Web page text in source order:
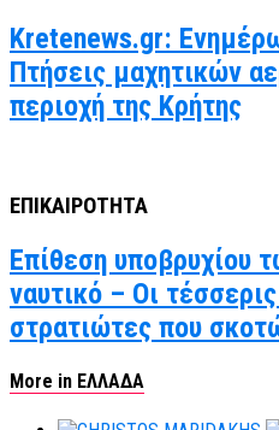
Kretenews.gr:
Πτήσεις μαχητικών
περιοχή της Κρήτης
ΕΠΙΚΑΙΡΟΤΗΤΑ
Επίθεση υποβρυχίου
ναυτικό – Οι
στρατιώτες που
More in ΕΛΛΑΔΑ